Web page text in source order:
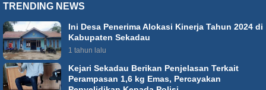
TRENDING NEWS
Ini Desa Penerima Alokasi Kinerja Tahun 2024 di
Kabupaten Sekadau
1 tahun lalu
Kejari Sekadau Berikan Penjelasan Terkait
Perampasan 1,6 kg Emas, Percayakan